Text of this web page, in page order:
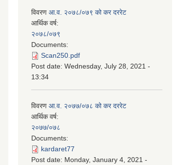
विवरण आ.व. २०७८/०७९ को कर दररेट
आर्थिक वर्ष:
२०७८/०७९
Documents:
Scan250.pdf
Post date: Wednesday, July 28, 2021 -
13:34
विवरण आ.व. २०७७/०७८ को कर दररेट
आर्थिक वर्ष:
२०७७/०७८
Documents:
kardaret77
Post date: Monday, January 4, 2021 -